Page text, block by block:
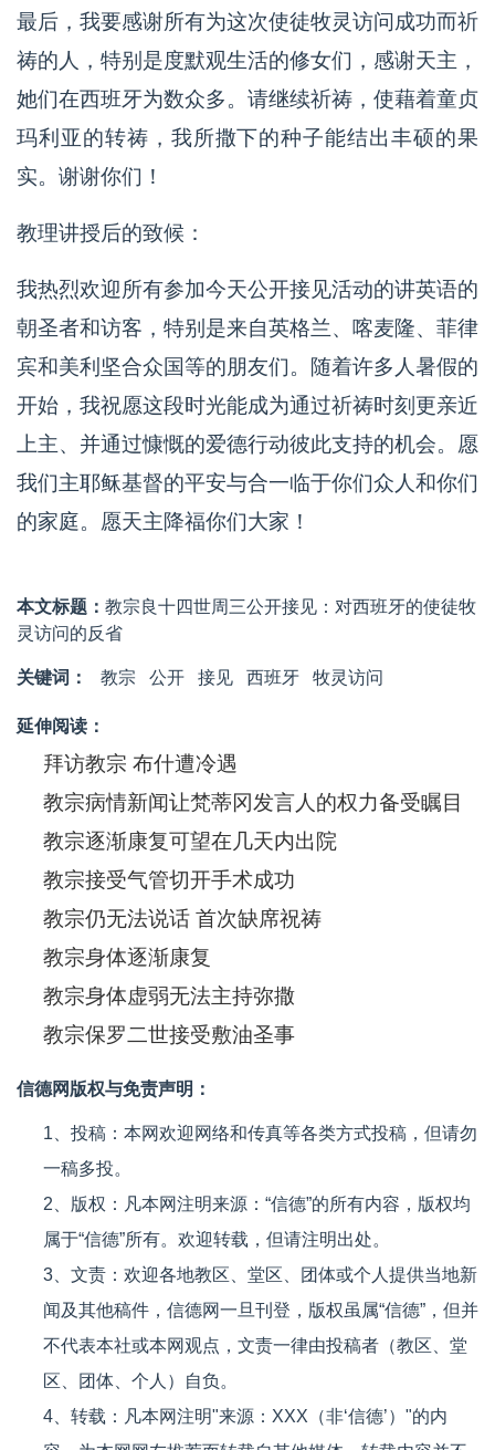
最后，我要感谢所有为这次使徒牧灵访问成功而祈
祷的人，特别是度默观生活的修女们，感谢天主，
她们在西班牙为数众多。请继续祈祷，使藉着童贞
玛利亚的转祷，我所撒下的种子能结出丰硕的果
实。谢谢你们！
教理讲授后的致候：
我热烈欢迎所有参加今天公开接见活动的讲英语的
朝圣者和访客，特别是来自英格兰、喀麦隆、菲律
宾和美利坚合众国等的朋友们。随着许多人暑假的
开始，我祝愿这段时光能成为通过祈祷时刻更亲近
上主、并通过慷慨的爱德行动彼此支持的机会。愿
我们主耶稣基督的平安与合一临于你们众人和你们
的家庭。愿天主降福你们大家！
本文标题： 教宗良十四世周三公开接见：​对西班牙的使徒牧
灵访问的反省
关键词： 教宗 公开 接见 西班牙 牧灵访问
延伸阅读：
拜访教宗 布什遭冷遇
教宗病情新闻让梵蒂冈发言人的权力备受瞩目
教宗逐渐康复可望在几天内出院
教宗接受气管切开手术成功
教宗仍无法说话 首次缺席祝祷
教宗身体逐渐康复
教宗身体虚弱无法主持弥撒
教宗保罗二世接受敷油圣事
信德网版权与免责声明：
1、投稿：本网欢迎网络和传真等各类方式投稿，但请勿
一稿多投。
2、版权：凡本网注明来源：“信德”的所有内容，版权均
属于“信德”所有。欢迎转载，但请注明出处。
3、文责：欢迎各地教区、堂区、团体或个人提供当地新
闻及其他稿件，信德网一旦刊登，版权虽属“信德”，但并
不代表本社或本网观点，文责一律由投稿者（教区、堂
区、团体、个人）自负。
4、转载：凡本网注明"来源：XXX（非‘信德’）"的内